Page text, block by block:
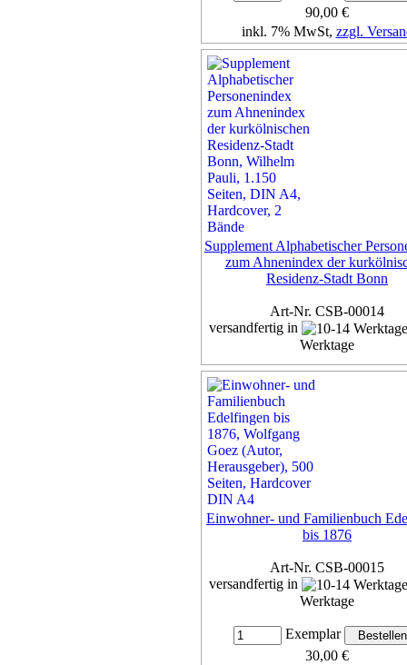
90,00 €
inkl. 7% MwSt, zzgl.
Supplement Alphabetischer
zum Ahnenindex der
Residenz-Stadt Bonn
Art-Nr. CSB-00014
versandfertig in
Werktage
Exemplar
inkl. 7% MwSt,
Einwohner- und Familienbuch
bis 1876
Art-Nr. CSB-00015
versandfertig in
Werktage
Exemplar
30,00 €